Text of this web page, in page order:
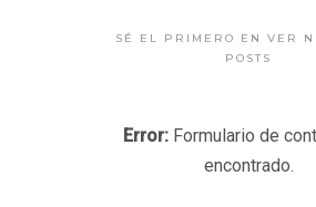
SÉ EL PRIMERO EN VER
POSTS
Error: Formulario de
encontrado.